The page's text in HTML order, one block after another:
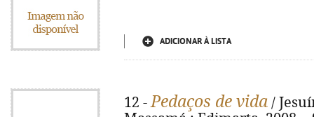
ADICIONAR À LISTA
12 -Pedaços de vida /